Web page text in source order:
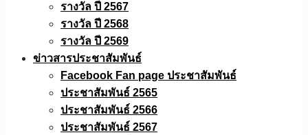
รางวัล ปี 2567
รางวัล ปี 2568
รางวัล ปี 2569
ข่าวสารประชาสัมพันธ์
Facebook Fan page ประชาสัมพันธ์
ประชาสัมพันธ์ 2565
ประชาสัมพันธ์ 2566
ประชาสัมพันธ์ 2567